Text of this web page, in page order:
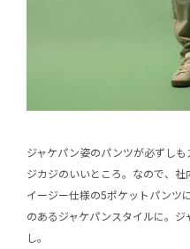
ジャケパン姿のパンツが必ずし
ジカジのいいところ。なので、社
イージー仕様の5ポケットパンツ
のあるジャケパンスタイルに。
し。